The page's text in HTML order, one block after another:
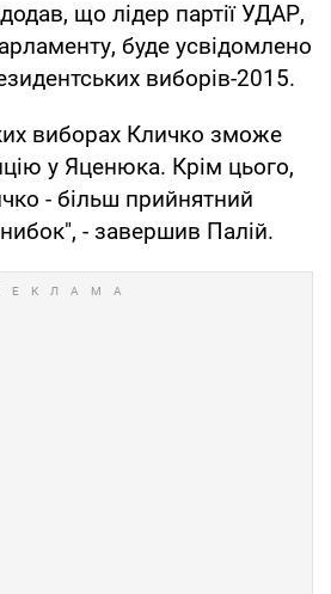
що лідер партії УДАР,
буде усвідомлено
виборів-2015.
виборах Кличко зможе
у Яценюка. Крім цього,
- більш прийнятний
- завершив Палій.